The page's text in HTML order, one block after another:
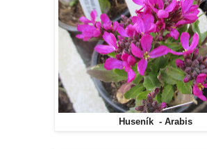
Huseník - Arabis